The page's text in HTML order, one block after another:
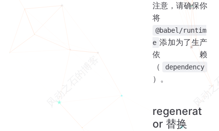
注意，请确保你
将
@babel/runtim
e 添加为了生产
依赖
（
dependency
）。
regenerat
or 替换